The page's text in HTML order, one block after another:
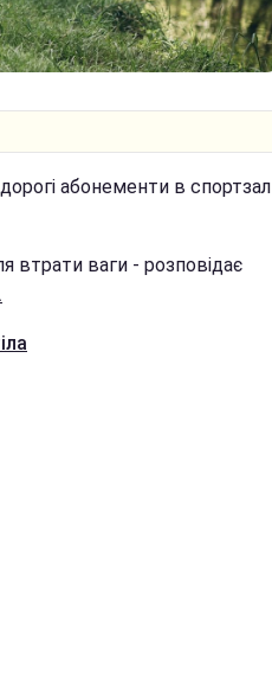
абонементи в спортзал
втрати ваги - розповідає